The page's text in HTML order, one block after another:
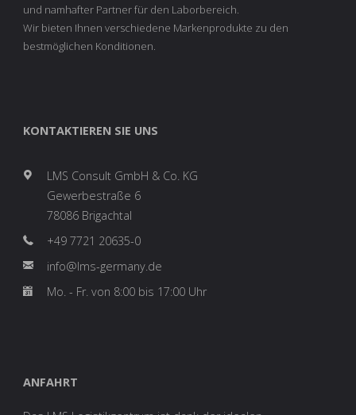
und namhafter Partner für den Laborbereich.
Wir bieten Ihnen verschiedene Markenprodukte zu den
bestmöglichen Konditionen.
KONTAKTIEREN SIE UNS
LMS Consult GmbH & Co. KG
Gewerbestraße 6
78086 Brigachtal
+49 7721 20635-0
info@lms-germany.de
Mo. - Fr. von 8:00 bis 17:00 Uhr
ANFAHRT